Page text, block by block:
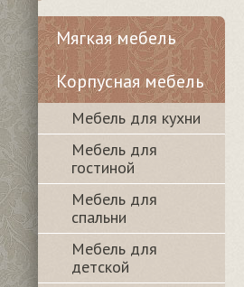
Мягкая мебель
Корпусная мебель
Мебель для кухни
Мебель для
гостиной
Мебель для
спальни
Мебель для
детской